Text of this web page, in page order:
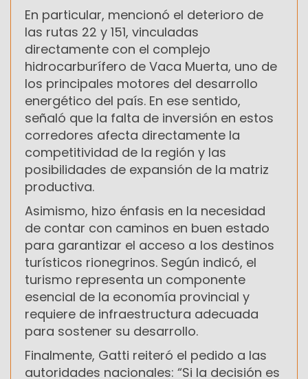
En particular, mencionó el deterioro de
las rutas 22 y 151, vinculadas
directamente con el complejo
hidrocarburífero de Vaca Muerta, uno de
los principales motores del desarrollo
energético del país. En ese sentido,
señaló que la falta de inversión en estos
corredores afecta directamente la
competitividad de la región y las
posibilidades de expansión de la matriz
productiva.
Asimismo, hizo énfasis en la necesidad
de contar con caminos en buen estado
para garantizar el acceso a los destinos
turísticos rionegrinos. Según indicó, el
turismo representa un componente
esencial de la economía provincial y
requiere de infraestructura adecuada
para sostener su desarrollo.
Finalmente, Gatti reiteró el pedido a las
autoridades nacionales: “Si la decisión es